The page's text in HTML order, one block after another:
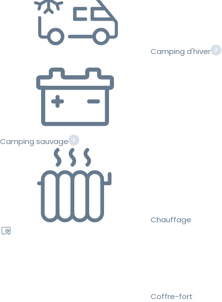
Camping d'hiver
Camping sauvage
Chauffage
Coffre-fort